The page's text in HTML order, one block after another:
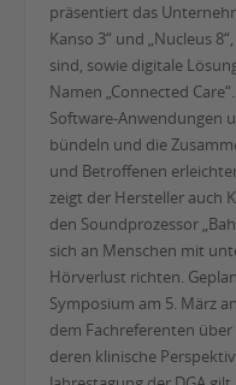
präsentiert das
Kanso 3“ und „Nucleus
sind, sowie digitale
Namen „Connected
Software-Anwendungen
bündeln und die
und Betroffenen
zeigt der Hersteller auch
den Soundprozessor
sich an Menschen mit
Hörverlust richten.
Symposium am 5. März
dem Fachreferenten
deren klinische